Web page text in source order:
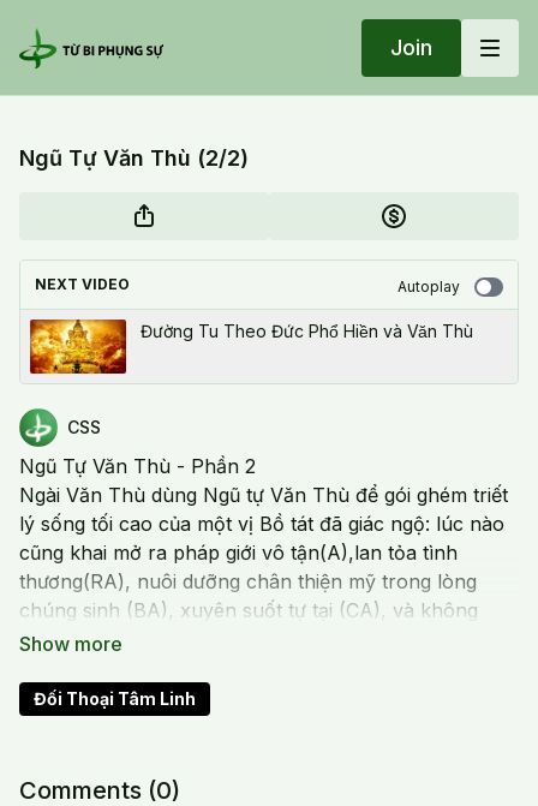
Join
Ngũ Tự Văn Thù (2/2)
NEXT VIDEO Autoplay
Đường Tu Theo Đức Phổ Hiền và Văn Thù
CSS
Ngũ Tự Văn Thù - Phần 2
Ngài Văn Thù dùng Ngũ tự Văn Thù để gói ghém triết
lý sống tối cao của một vị Bồ tát đã giác ngộ: lúc nào
cũng khai mở ra pháp giới vô tận(A),lan tỏa tình
thương(RA), nuôi dưỡng chân thiện mỹ trong lòng
chúng sinh (BA), xuyên suốt tự tại (CA), và không
ngừng tiến hóa tâm linh (NA).
Đối Thoại Tâm Linh
Comments (0)